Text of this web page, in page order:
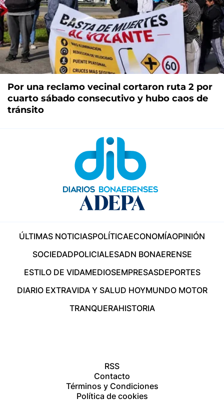
Por una reclamo vecinal cortaron ruta 2 por
cuarto sábado consecutivo y hubo caos de
tránsito
ÚLTIMAS NOTICIASPOLÍTICAECONOMÍAOPINIÓN
SOCIEDADPOLICIALESADN BONAERENSE
ESTILO DE VIDAMEDIOSEMPRESASDEPORTES
DIARIO EXTRAVIDA Y SALUD HOYMUNDO MOTOR
TRANQUERAHISTORIA
RSS
Contacto
Términos y Condiciones
Política de cookies